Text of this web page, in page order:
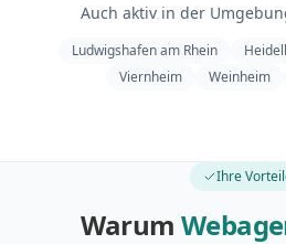
Auch aktiv in der
Ludwigshafen am Rhein
Viernheim
Weinheim
Ihre
Warum